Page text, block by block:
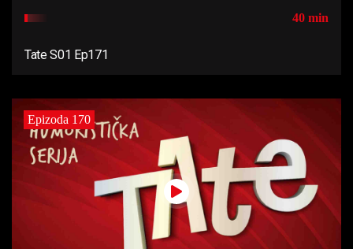
40 min
Tate S01 Ep171
Epizoda 170